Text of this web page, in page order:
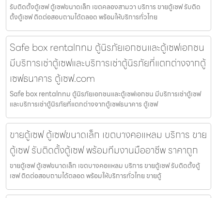
รับติดตั้งตู้เซฟ ตู้เซฟขนาดเล็ก เขตคลองสามวา บริการ ขายตู้เซฟ รับติด
ตั้งตู้เซฟ ติดต่อสอบถามได้ตลอด พร้อมให้บริการทั่วไทย
Safe box rentalกทม ตู้นิรภัยเอกชนและตู้เซฟเอกชน
มีบริการเช่าตู้เซฟและบริการเช่าตู้นิรภัยที่แตกต่างจากตู้
เซฟธนาคาร ตู้เซฟ.com
Safe box rentalกทม ตู้นิรภัยเอกชนและตู้เซฟเอกชน มีบริการเช่าตู้เซฟ
และบริการเช่าตู้นิรภัยที่แตกต่างจากตู้เซฟธนาคาร ตู้เซฟ
ขายตู้เซฟ ตู้เซฟขนาดเล็ก เขตบางคอแหลม บริการ ขาย
ตู้เซฟ รับติดตั้งตู้เซฟ พร้อมทีมงานมืออาชีพ ราคาถูก
ขายตู้เซฟ ตู้เซฟขนาดเล็ก เขตบางคอแหลม บริการ ขายตู้เซฟ รับติดตั้งตู้
เซฟ ติดต่อสอบถามได้ตลอด พร้อมให้บริการทั่วไทย ขายตู้